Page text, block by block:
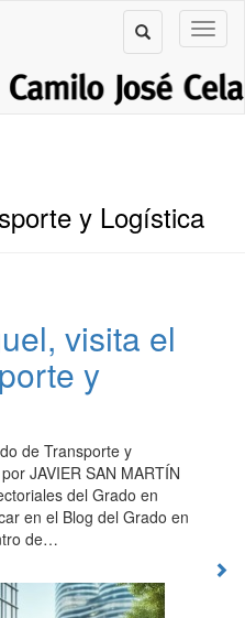
y Logística
visita el
y
de Transporte y
JAVIER SAN MARTÍN
del Grado en
en el Blog del Grado en
de…